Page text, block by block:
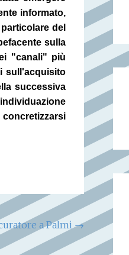
informato,
del
sulla
"canali" più
sull'acquisito
successiva
a Palmi→